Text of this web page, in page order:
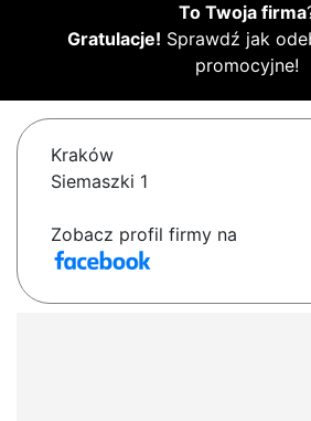
To Twoja firma
Gratulacje! Sprawdź jak
promocyjne!
Kraków
Siemaszki 1
Zobacz profil firmy na